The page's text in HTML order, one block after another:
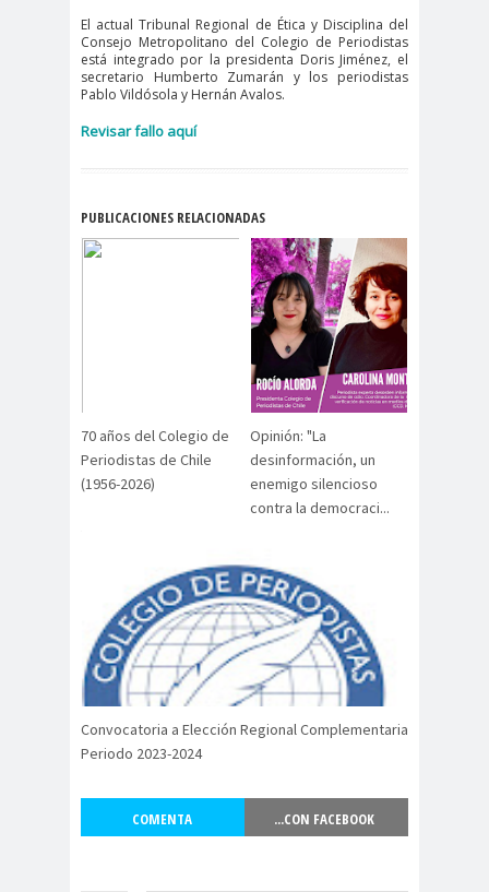
Alto Comisionado de ONU
para los DDHH
Álvaro
Elizalde
Alvaro
Andrés
Oppenheimer
ANEF
ANEF
Tarapacá
Aniversario
63
Antofagas
ta
Márquez
aprueb
Araucaní
Arco de
Arica
vivo
asamble
Asamblea
Anual
Asamblea
Constituyente
Asamblea
Extraordinaria
Asamblea por el
Pacto Social
Asociación Abuelas de
El actual Tribunal Regional de Ética y Disciplina del
Consejo Metropolitano del Colegio de Periodistas
está integrado por la presidenta Doris Jiménez, el
secretario Humberto Zumarán y los periodistas
Pablo Vildósola y Hernán Avalos.
Revisar fallo aquí
PUBLICACIONES RELACIONADAS
70 años del Colegio de
Periodistas de Chile
(1956-2026)
Opinión: "La
desinformación, un
enemigo silencioso
contra la democraci...
Convocatoria a Elección Regional Complementaria
Periodo 2023-2024
COMENTA ...CON FACEBOOK